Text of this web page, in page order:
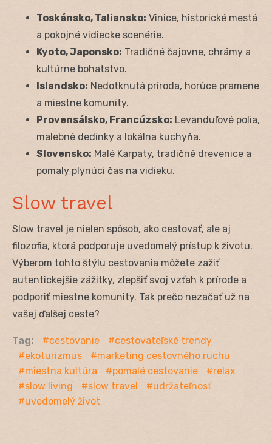
Toskánsko, Taliansko: Vinice, historické mestá
a pokojné vidiecke scenérie.
Kyoto, Japonsko: Tradičné čajovne, chrámy a
kultúrne bohatstvo.
Islandsko: Nedotknutá príroda, horúce pramene
a miestne komunity.
Provensálsko, Francúzsko: Levanduľové polia,
malebné dedinky a lokálna kuchyňa.
Slovensko: Malé Karpaty, tradičné drevenice a
pomaly plynúci čas na vidieku.
Slow travel
Slow travel je nielen spôsob, ako cestovať, ale aj
filozofia, ktorá podporuje uvedomelý prístup k životu.
Výberom tohto štýlu cestovania môžete zažiť
autentickejšie zážitky, zlepšiť svoj vzťah k prírode a
podporiť miestne komunity. Tak prečo nezačať už na
vašej ďalšej ceste?
Tag: cestovanie
cestovateľské trendy
ekoturizmus
marketing cestovného ruchu
miestna kultúra
pomalé cestovanie
relax
slow living
slow travel
udržateľnosť
uvedomelý život